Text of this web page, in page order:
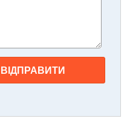
ВІДПРАВИТИ